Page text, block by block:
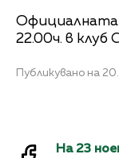
Официалната
22.00ч. в
Публикувано на
На 23